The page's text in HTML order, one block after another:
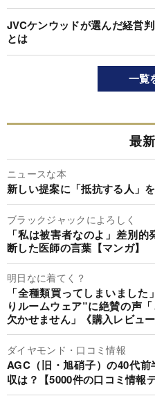
JVCケンウッドが選んだ経営
とは
一覧
最
ニュースな本
新しい提案に「抵抗する人」
ブラックジャックによろしく
「私は被害者なのよ」差別
断した医師の言葉【マンガ】
明日なに着てく？
「全種類買ってしまいまし
りルームウェア”に絶賛の声
欠かせません」《購入レビュー
ダイヤモンド・口コミ情報
AGC（旧・旭硝子）の40代
収は？【5000件の口コミ情報